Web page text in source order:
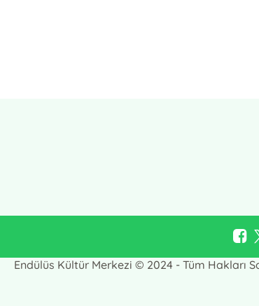
Endülüs Kültür Merkezi © 2024 - Tüm Hakları